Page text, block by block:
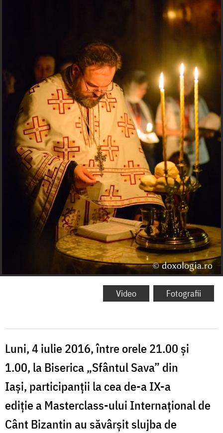
Video Fotografii
Luni, 4 iulie 2016, între orele 21.00 și
1.00, la Biserica „Sfântul Sava” din
Iași, participanții la cea de-a IX-a
ediție a Masterclass-ului Internațional de
Cânt Bizantin au săvârșit slujba de